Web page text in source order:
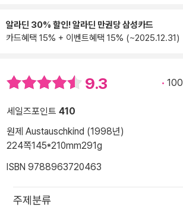
알라딘 30% 할인! 알라딘 만권당 삼성카드
카드혜택 15% + 이벤트혜택 15% (~2025.12.31)
9.3
세일즈포인트 410
원제 Austauschkind (1998년)
224쪽145*210mm291g
ISBN 9788963720463
주제분류